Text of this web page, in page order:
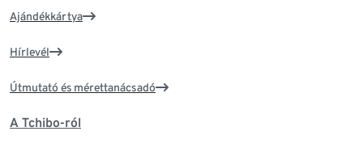
Ajándékkártya
Hírlevél
Útmutató és mérettanácsadó
A Tchibo-ról